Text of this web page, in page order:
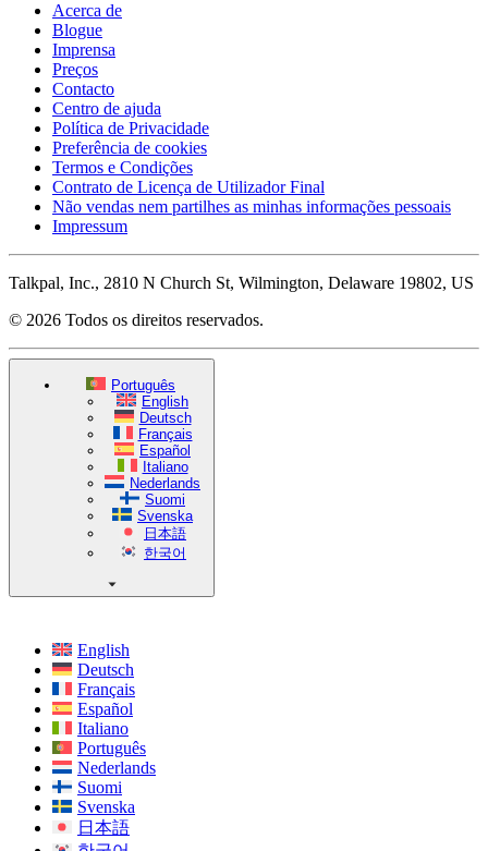
Acerca de
Blogue
Imprensa
Preços
Contacto
Centro de ajuda
Política de Privacidade
Preferência de cookies
Termos e Condições
Contrato de Licença de Utilizador Final
Não vendas nem partilhes as minhas informações pessoais
Impressum
Talkpal, Inc., 2810 N Church St, Wilmington, Delaware 19802, US
© 2026 Todos os direitos reservados.
Português
English
Deutsch
Français
Español
Italiano
Nederlands
Suomi
Svenska
日本語
한국어
English
Deutsch
Français
Español
Italiano
Português
Nederlands
Suomi
Svenska
日本語